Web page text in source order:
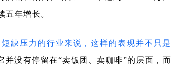
五年增长。
缺压力的行业来说，这样的表现并不只是
并没有停留在“卖饭团、卖咖啡”的层面，而